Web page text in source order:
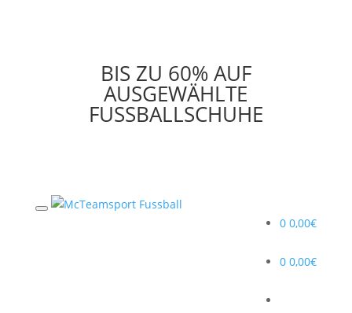
BIS ZU 60% AUF
AUSGEWÄHLTE
FUSSBALLSCHUHE
0 0,00€
0 0,00€